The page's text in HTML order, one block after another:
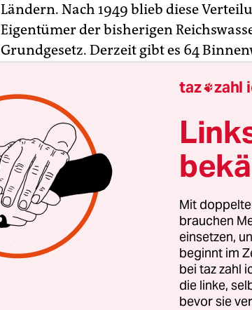
Ländern. Nach 1949 blieb diese
Eigentümer der bisherigen
Grundgesetz. Derzeit gibt es 64
Die Bundeswasserstraßen werden von
Schifffahrtsämtern verwaltet. In den
Ämter reduziert werden. Ihr Slogan:
Die Ämter unterhalten die
Fahrrinnen ausbaggern und die Ufer
die Schleusen und Wehre. Sie sorgen
den Schiffen Orientierung geben. Die
Spezialschiffe für Öl- und
taz zahl
Mit
brauchen
einsetzen,
beginnt im
bei taz zahl
die linke,
bevor sie